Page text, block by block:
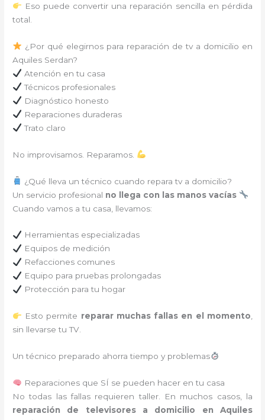
Eso puede convertir una reparación sencilla en pérdida
total.
¿Por qué elegirnos para reparación de tv a domicilio en
Aquiles Serdan?
Atención en tu casa
Técnicos profesionales
Diagnóstico honesto
Reparaciones duraderas
Trato claro
No improvisamos. Reparamos.
¿Qué lleva un técnico cuando repara tv a domicilio?
Un servicio profesional no llega con las manos vacías
Cuando vamos a tu casa, llevamos:
Herramientas especializadas
Equipos de medición
Refacciones comunes
Equipo para pruebas prolongadas
Protección para tu hogar
Esto permite reparar muchas fallas en el momento,
sin llevarse tu TV.
Un técnico preparado ahorra tiempo y problemas
Reparaciones que SÍ se pueden hacer en tu casa
No todas las fallas requieren taller. En muchos casos, la
reparación de televisores a domicilio en Aquiles